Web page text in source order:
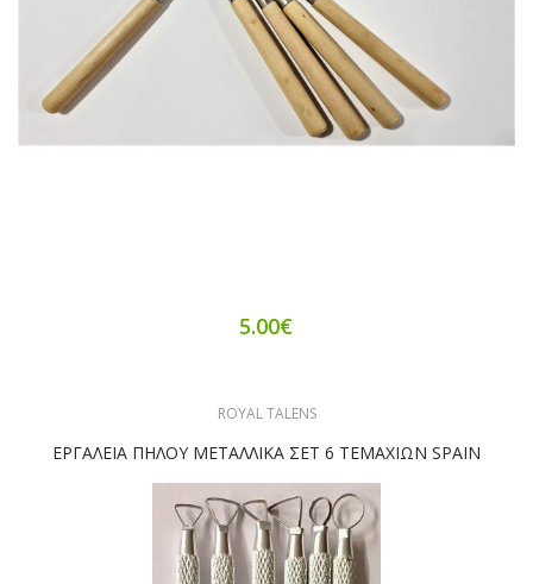
5.00€
ROYAL TALENS
ΕΡΓΑΛΕΙΑ ΠΗΛΟΥ ΜΕΤΑΛΛΙΚΑ ΣΕΤ 6 ΤΕΜΑΧΙΩΝ SPAIN